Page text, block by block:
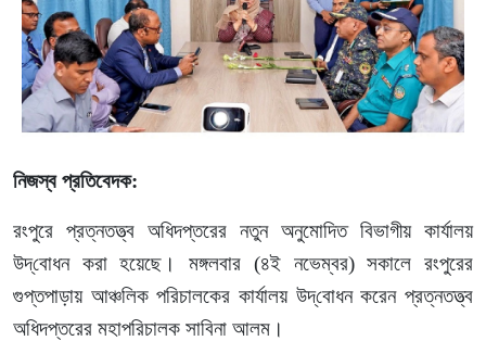
নিজস্ব প্রতিবেদক:
রংপুরে প্রত্নতত্ত্ব অধিদপ্তরের নতুন অনুমোদিত বিভাগীয় কার্যালয়
উদ্‌বোধন করা হয়েছে। মঙ্গলবার (৪ই নভেম্বর) সকালে রংপুরের
গুপ্তপাড়ায় আঞ্চলিক পরিচালকের কার্যালয় উদ্‌বোধন করেন প্রত্নতত্ত্ব
অধিদপ্তরের মহাপরিচালক সাবিনা আলম।